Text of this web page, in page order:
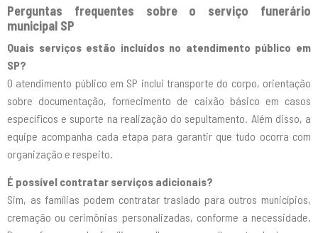
Perguntas frequentes sobre o serviço funerário
municipal SP
Quais serviços estão incluídos no atendimento público em
SP?
O atendimento público em SP inclui transporte do corpo, orientação
sobre documentação, fornecimento de caixão básico em casos
específicos e suporte na realização do sepultamento. Além disso, a
equipe acompanha cada etapa para garantir que tudo ocorra com
organização e respeito.
É possível contratar serviços adicionais?
Sim, as famílias podem contratar traslado para outros municípios,
cremação ou cerimônias personalizadas, conforme a necessidade.